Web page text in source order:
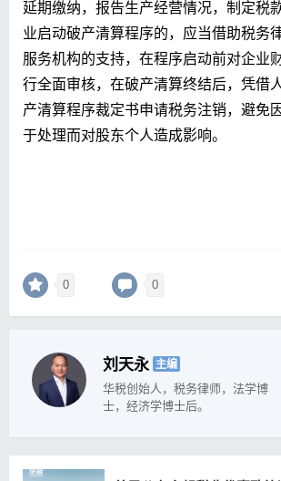
延期缴纳，报告生产经营情况，制定税
业启动破产清算程序的，应当借助税务
服务机构的支持，在程序启动前对企业
行全面审核，在破产清算终结后，凭借
产清算程序裁定书申请税务注销，避免
于处理而对股东个人造成影响。
0 0
刘天永 主编
华税创始人，税务律师，法学博
士，经济学博士后。